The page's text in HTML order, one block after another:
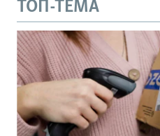
ТОП-ТЕМА